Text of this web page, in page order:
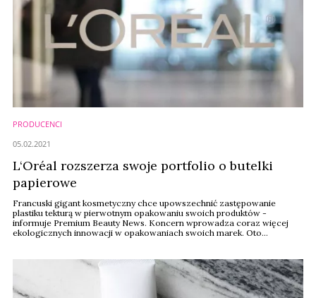
PRODUCENCI
L‘Oréal rozszerza swoje portfolio o butelki
papierowe
Francuski gigant kosmetyczny chce upowszechnić zastępowanie
plastiku tekturą w pierwotnym opakowaniu swoich produktów -
informuje Premium Beauty News. Koncern wprowadza coraz więcej
ekologicznych innowacji w opakowaniach swoich marek. Oto
05.02.2021